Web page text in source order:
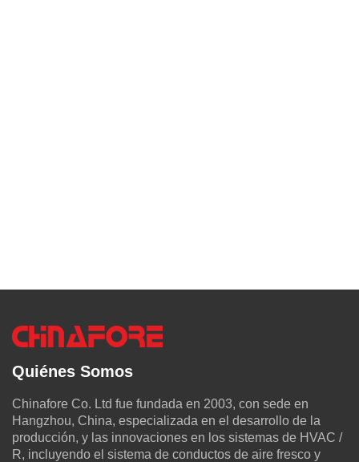
Quiénes Somos
Chinafore Co. Ltd fue fundada en 2003, con sede en
Hangzhou, China, especializada en el desarrollo de la
producción, y las innovaciones en los sistemas de HVAC /
R, incluyendo el sistema de conductos de aire fresco y